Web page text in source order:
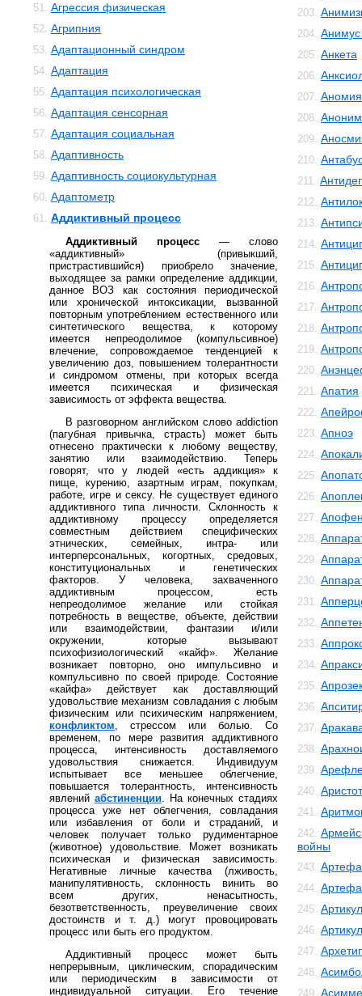
51. Агрессия физическая
52. Агрипния
53. Адаптационный синдром
54. Адаптация
55. Адаптация психологическая
56. Адаптация сенсорная
57. Адаптация социальная
58. Адаптивность
59. Адаптивность социокультурная
60. Адаптометр
61. Аддиктивный процесс
Аддиктивный процесс — слово
«аддиктивный» (привыкший,
пристрастившийся) приобрело значение,
выходящее за рамки определение аддикции,
данное ВОЗ как состояния периодической
или хронической интоксикации, вызванной
повторным употреблением естественного или
синтетического вещества, к которому
имеется непреодолимое (компульсивное)
влечение, сопровождаемое тенденцией к
увеличению доз, повышением толерантности
и синдромом отмены, при которых всегда
имеется психическая и физическая
зависимость от эффекта вещества.
В разговорном английском слово addiction
(пагубная привычка, страсть) может быть
отнесено практически к любому веществу,
занятию или взаимодействию. Теперь
говорят, что у людей «есть аддикция» к
пище, курению, азартным играм, покупкам,
работе, игре и сексу. Не существует единого
аддиктивного типа личности. Склонность к
аддиктивному процессу определяется
совместным действием специфических
этнических, семейных, интра- или
интерперсональных, когортных, средовых,
конституциональных и генетических
факторов. У человека, захваченного
аддиктивным процессом, есть
непреодолимое желание или стойкая
потребность в веществе, объекте, действии
или взаимодействии, фантазии и/или
окружении, которые вызывают
психофизиологический «кайф». Желание
возникает повторно, оно импульсивно и
компульсивно по своей природе. Состояние
«кайфа» действует как доставляющий
удовольствие механизм совладания с любым
физическим или психическим напряжением,
конфликтом, стрессом или болью. Со
временем, по мере развития аддиктивного
процесса, интенсивность доставляемого
удовольствия снижается. Индивидуум
испытывает все меньшее облегчение,
повышается толерантность, интенсивность
явлений абстиненции. На конечных стадиях
процесса уже нет облегчения, совладания
или избавления от боли и страданий, и
человек получает только рудиментарное
(животное) удовольствие. Может возникать
психическая и физическая зависимость.
Негативные личные качества (лживость,
манипулятивность, склонность винить во
всем других, ненасытность,
безответственность, преувеличение своих
достоинств и т. д.) могут провоцировать
процесс или быть его продуктом.
Аддиктивный процесс может быть
непрерывным, циклическим, спорадическим
или периодическим в зависимости от
индивидуальной ситуации. Его течение
203.
204.
205. Анкета
206.
207. Аномия
208.
209.
210.
211.
212.
213.
214.
215.
216.
217.
218.
219.
220.
221. Апатия
222.
223. Апноэ
224.
225.
226.
227.
228.
229.
230.
231.
232.
233.
234.
235.
236.
237.
238.
239.
240.
241.
242.
войны
243.
244.
245.
246.
247.
248.
249.